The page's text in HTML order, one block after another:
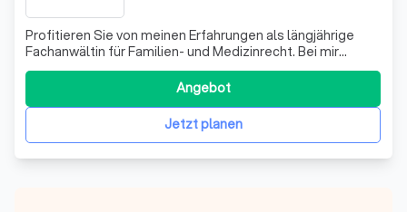
Profitieren Sie von meinen Erfahrungen als längjährige
Fachanwältin für Familien- und Medizinrecht. Bei mir
erhalten Sie fachliche Kompetenz, Flexibilität und auf Sie
persönlich zugeschnittenen Service. Ich berate und
vertrete Sie mit meinem Team gerne in folgenden
Rechtsgebieten: Als Rechtsanwälti
Jetzt planen
Angebot